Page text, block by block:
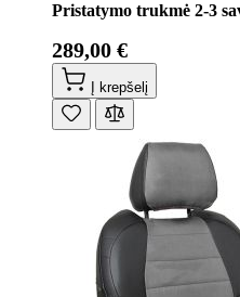
Pristatymo trukmė 2-3
289,00 €
Į krepšelį